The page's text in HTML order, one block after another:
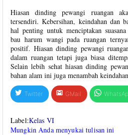
Hiasan dinding pewangi ruangan
tersendiri. Kebersihan, keindahan dan
hal penting untuk menciptakan
bau harum wangi pada ruangan
positif. Hiasan dinding pewangi
dalam ruangan tetapi juga biasa
Selain lebih sehat hiasan dinding
bahan alam ini juga menambah
Twitter GMail
Label:Kelas VI
Mungkin Anda menyukai tulisan ini